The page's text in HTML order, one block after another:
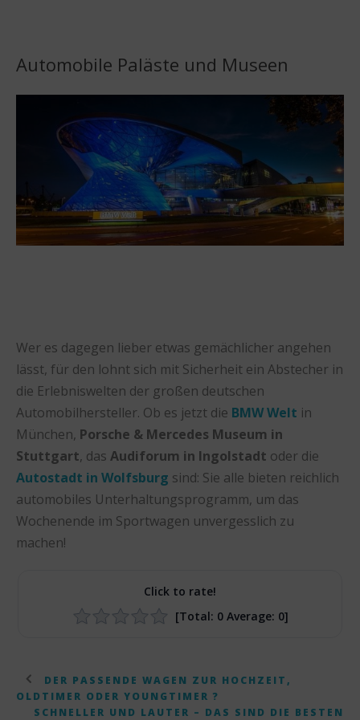
Automobile Paläste und Museen
Wer es dagegen lieber etwas gemächlicher angehen
lässt, für den lohnt sich mit Sicherheit ein Abstecher in
die Erlebniswelten der großen deutschen
Automobilhersteller. Ob es jetzt die BMW Welt in
München, Porsche & Mercedes Museum in
Stuttgart, das Audiforum in Ingolstadt oder die
Autostadt in Wolfsburg sind: Sie alle bieten reichlich
automobiles Unterhaltungsprogramm, um das
Wochenende im Sportwagen unvergesslich zu
machen!
Click to rate!
[Total: 0Average: 0]
DER PASSENDE WAGEN ZUR HOCHZEIT,
OLDTIMER ODER YOUNGTIMER ?
SCHNELLER UND LAUTER – DAS SIND DIE BESTEN